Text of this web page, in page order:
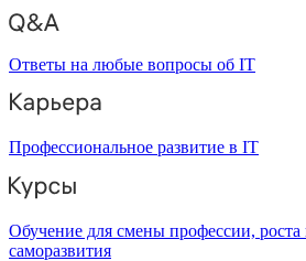
Ответы на любые вопросы об IT
Профессиональное развитие в IT
Обучение для смены профессии, роста
саморазвития